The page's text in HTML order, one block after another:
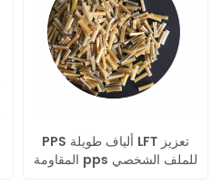
PPS ألياف طويلة LFT تعزيز
المقاومة pps للملف الشخصي